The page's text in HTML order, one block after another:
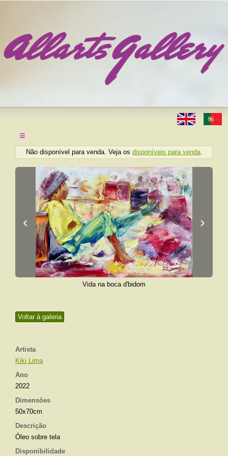
≡
Voltar à galeria
Artista
Kiki Lima
Ano
2022
Dimensões
50x70cm
Descrição
Óleo sobre tela
Disponibilidade
Não disponível para venda. Veja os disponíveis para venda.
‹ ›
Vida na boca d'bidom